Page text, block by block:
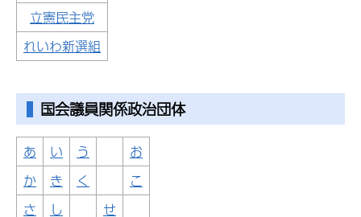
立憲民主党
れいわ新選組
国会議員関係政治団体
あ い う
お
か
き く
こ
さ
し
せ